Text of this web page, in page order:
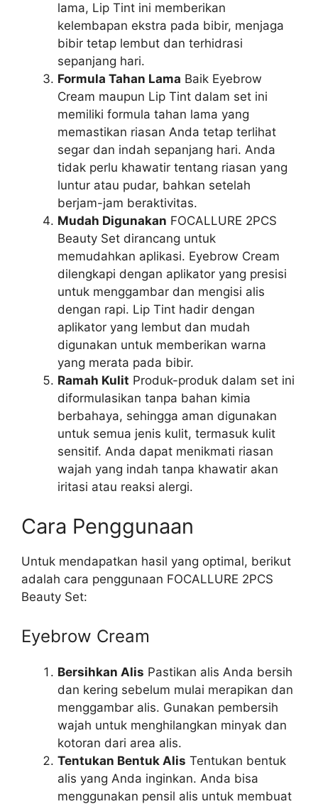
lama, Lip Tint ini memberikan
kelembapan ekstra pada bibir, menjaga
bibir tetap lembut dan terhidrasi
sepanjang hari.
Formula Tahan Lama Baik Eyebrow
Cream maupun Lip Tint dalam set ini
memiliki formula tahan lama yang
memastikan riasan Anda tetap terlihat
segar dan indah sepanjang hari. Anda
tidak perlu khawatir tentang riasan yang
luntur atau pudar, bahkan setelah
berjam-jam beraktivitas.
Mudah Digunakan FOCALLURE 2PCS
Beauty Set dirancang untuk
memudahkan aplikasi. Eyebrow Cream
dilengkapi dengan aplikator yang presisi
untuk menggambar dan mengisi alis
dengan rapi. Lip Tint hadir dengan
aplikator yang lembut dan mudah
digunakan untuk memberikan warna
yang merata pada bibir.
Ramah Kulit Produk-produk dalam set ini
diformulasikan tanpa bahan kimia
berbahaya, sehingga aman digunakan
untuk semua jenis kulit, termasuk kulit
sensitif. Anda dapat menikmati riasan
wajah yang indah tanpa khawatir akan
iritasi atau reaksi alergi.
Cara Penggunaan
Untuk mendapatkan hasil yang optimal, berikut
adalah cara penggunaan FOCALLURE 2PCS
Beauty Set:
Eyebrow Cream
Bersihkan Alis Pastikan alis Anda bersih
dan kering sebelum mulai merapikan dan
menggambar alis. Gunakan pembersih
wajah untuk menghilangkan minyak dan
kotoran dari area alis.
Tentukan Bentuk Alis Tentukan bentuk
alis yang Anda inginkan. Anda bisa
menggunakan pensil alis untuk membuat